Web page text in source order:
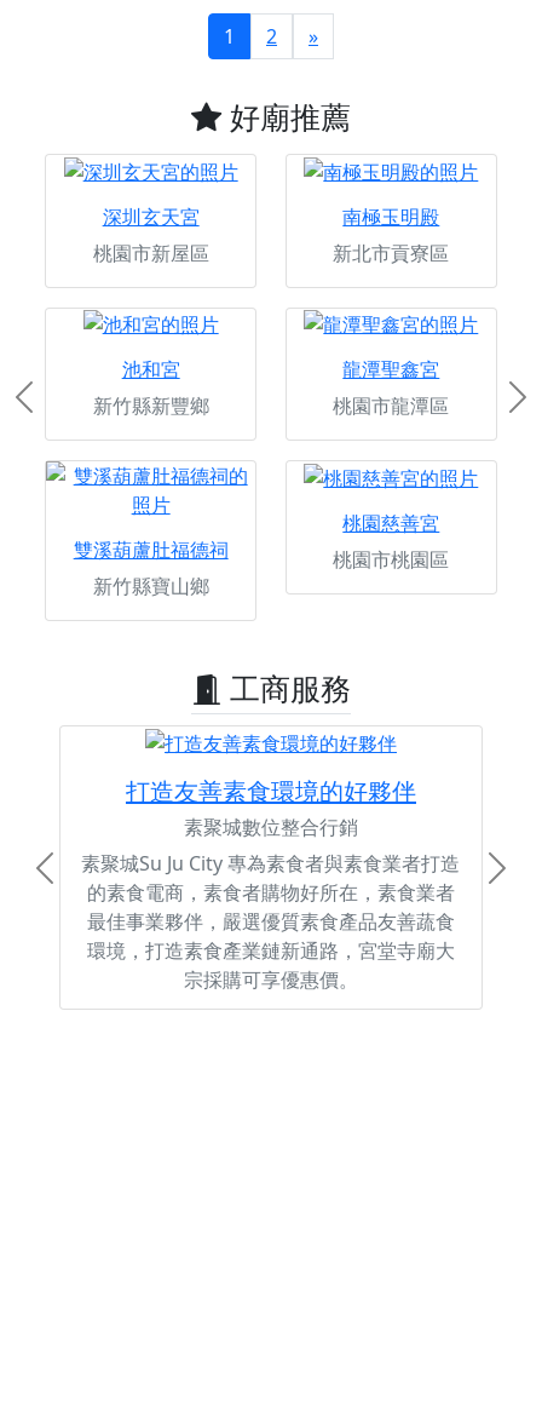
1 2 »
好廟推薦
深圳玄天宮
桃園市新屋區
南極玉明殿
新北市貢寮區
池和宮
新竹縣新豐鄉
龍潭聖鑫宮
桃園市龍潭區
雙溪葫蘆肚福德祠
新竹縣寶山鄉
桃園慈善宮
桃園市桃園區
Previous
工商服務
打造友善素食環境的好夥伴
素聚城數位整合行銷
素聚城Su Ju City 專為素食者與素食業者打造
的素食電商，素食者購物好所在，素食業者
最佳事業夥伴，嚴選優質素食產品友善蔬食
環境，打造素食產業鏈新通路，宮堂寺廟大
宗採購可享優惠價。
Previous Next